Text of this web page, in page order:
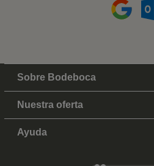
Sobre Bodeboca
Nuestra oferta
Ayuda